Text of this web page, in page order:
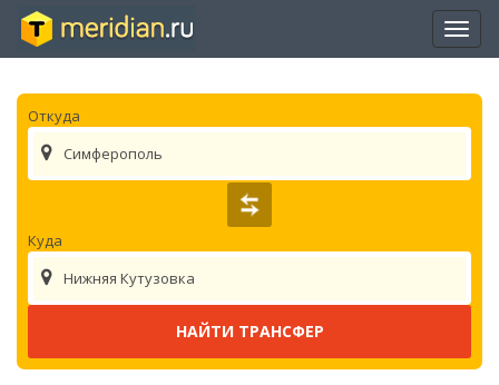
Откуда
Симферополь
Куда
Нижняя Кутузовка